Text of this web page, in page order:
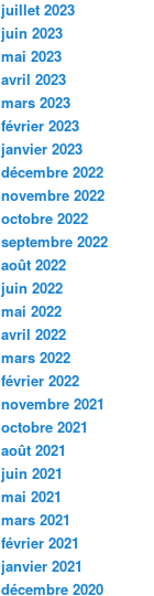
juillet 2023
juin 2023
mai 2023
avril 2023
mars 2023
février 2023
janvier 2023
décembre 2022
novembre 2022
octobre 2022
septembre 2022
août 2022
juin 2022
mai 2022
avril 2022
mars 2022
février 2022
novembre 2021
octobre 2021
août 2021
juin 2021
mai 2021
mars 2021
février 2021
janvier 2021
décembre 2020